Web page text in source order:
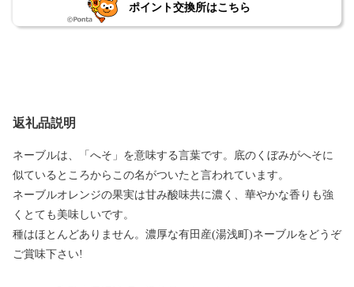
ポイント交換所はこちら
返礼品説明
ネーブルは、「へそ」を意味する言葉です。底のくぼみがへそに
似ているところからこの名がついたと言われています。
ネーブルオレンジの果実は甘み酸味共に濃く、華やかな香りも強
くとても美味しいです。
種はほとんどありません。濃厚な有田産(湯浅町)ネーブルをどうぞ
ご賞味下さい!